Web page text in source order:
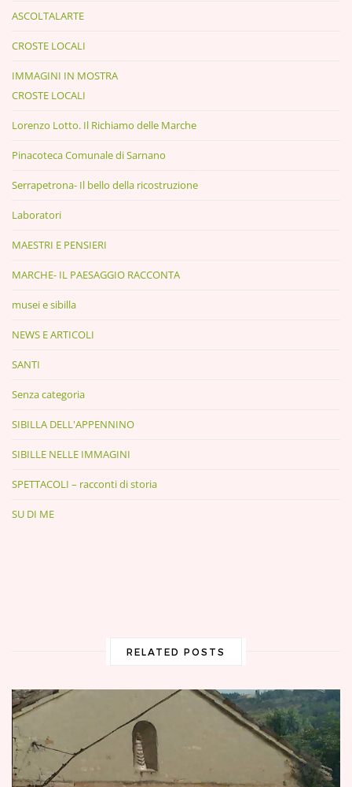
ASCOLTALARTE
CROSTE LOCALI
IMMAGINI IN MOSTRA
CROSTE LOCALI
Lorenzo Lotto. Il Richiamo delle Marche
Pinacoteca Comunale di Sarnano
Serrapetrona- Il bello della ricostruzione
Laboratori
MAESTRI E PENSIERI
MARCHE- IL PAESAGGIO RACCONTA
musei e sibilla
NEWS E ARTICOLI
SANTI
Senza categoria
SIBILLA DELL'APPENNINO
SIBILLE NELLE IMMAGINI
SPETTACOLI – racconti di storia
SU DI ME
RELATED POSTS